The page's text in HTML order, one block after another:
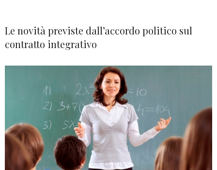
Le novità previste dall’accordo politico sul
contratto integrativo